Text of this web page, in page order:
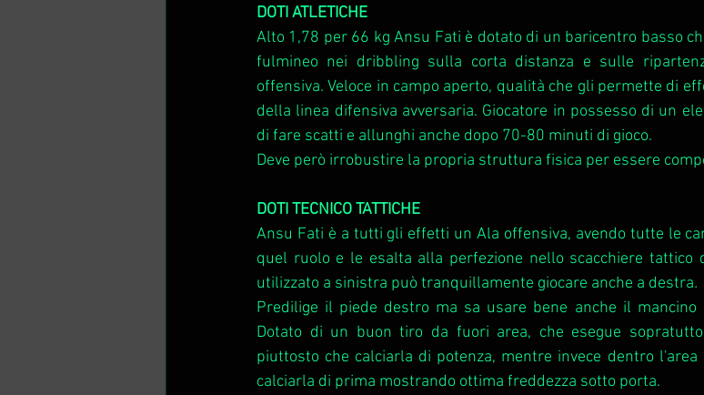
DOTI ATLETICHE
Alto 1,78 per 66 kg Ansu Fati è dotato di un baricentro basso
fulmineo nei dribbling sulla corta distanza e sulle
offensiva. Veloce in campo aperto, qualità che gli permette di
della linea difensiva avversaria. Giocatore in possesso di un
di fare scatti e allunghi anche dopo 70-80 minuti di gioco.
Deve però irrobustire la propria struttura fisica per essere
DOTI TECNICO TATTICHE
Ansu Fati è a tutti gli effetti un Ala offensiva, avendo tutte le
quel ruolo e le esalta alla perfezione nello scacchiere tattico
utilizzato a sinistra può tranquillamente giocare anche a destra.
Predilige il piede destro ma sa usare bene anche il
Dotato di un buon tiro da fuori area, che esegue
piuttosto che calciarla di potenza, mentre invece dentro
calciarla di prima mostrando ottima freddezza sotto porta.